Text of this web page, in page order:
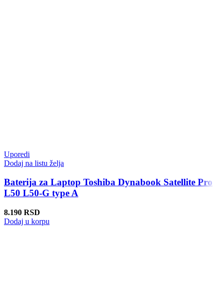
Uporedi
Dodaj na listu želja
Baterija za Laptop Toshiba Dynabook Satellite Pro
L50 L50-G type A
8.190 RSD
Dodaj u korpu